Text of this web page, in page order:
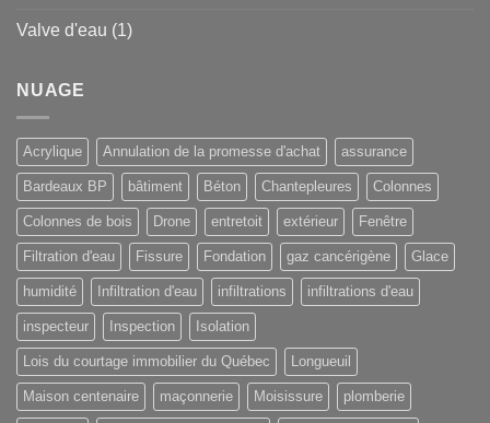
Valve d'eau (1)
NUAGE
Acrylique Annulation de la promesse d'achat assurance
Bardeaux BP bâtiment Béton Chantepleures Colonnes
Colonnes de bois Drone entretoit extérieur Fenêtre
Filtration d'eau Fissure Fondation gaz cancérigène Glace
humidité Infiltration d'eau infiltrations infiltrations d'eau
inspecteur Inspection Isolation
Lois du courtage immobilier du Québec Longueuil
Maison centenaire maçonnerie Moisissure plomberie